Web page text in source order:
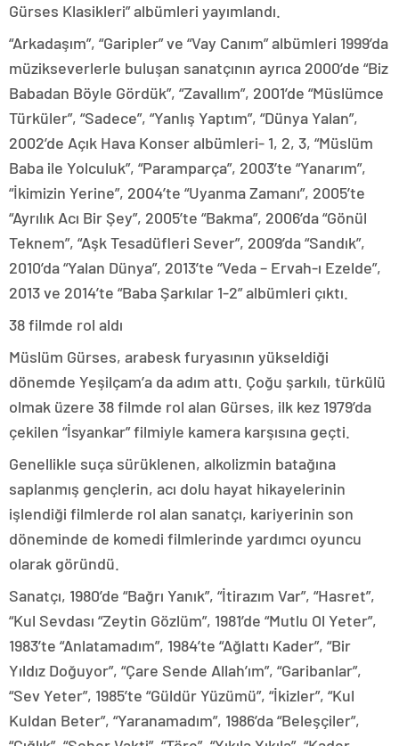
Gürses Klasikleri” albümleri yayımlandı.
“Arkadaşım”, “Garipler” ve “Vay Canım” albümleri 1999’da
müzikseverlerle buluşan sanatçının ayrıca 2000’de “Biz
Babadan Böyle Gördük”, “Zavallım”, 2001’de “Müslümce
Türküler”, “Sadece”, “Yanlış Yaptım”, “Dünya Yalan”,
2002’de Açık Hava Konser albümleri- 1, 2, 3, “Müslüm
Baba ile Yolculuk”, “Paramparça”, 2003’te “Yanarım”,
“İkimizin Yerine”, 2004’te “Uyanma Zamanı”, 2005’te
“Ayrılık Acı Bir Şey”, 2005’te “Bakma”, 2006’da “Gönül
Teknem”, “Aşk Tesadüfleri Sever”, 2009’da “Sandık”,
2010’da “Yalan Dünya”, 2013’te “Veda – Ervah-ı Ezelde”,
2013 ve 2014’te “Baba Şarkılar 1-2” albümleri çıktı.
38 filmde rol aldı
Müslüm Gürses, arabesk furyasının yükseldiği
dönemde Yeşilçam’a da adım attı. Çoğu şarkılı, türkülü
olmak üzere 38 filmde rol alan Gürses, ilk kez 1979’da
çekilen “İsyankar” filmiyle kamera karşısına geçti.
Genellikle suça sürüklenen, alkolizmin batağına
saplanmış gençlerin, acı dolu hayat hikayelerinin
işlendiği filmlerde rol alan sanatçı, kariyerinin son
döneminde de komedi filmlerinde yardımcı oyuncu
olarak göründü.
Sanatçı, 1980’de “Bağrı Yanık”, “İtirazım Var”, “Hasret”,
“Kul Sevdası “Zeytin Gözlüm”, 1981’de “Mutlu Ol Yeter”,
1983’te “Anlatamadım”, 1984’te “Ağlattı Kader”, “Bir
Yıldız Doğuyor”, “Çare Sende Allah’ım”, “Garibanlar”,
“Sev Yeter”, 1985’te “Güldür Yüzümü”, “İkizler”, “Kul
Kuldan Beter”, “Yaranamadım”, 1986’da “Beleşçiler”,